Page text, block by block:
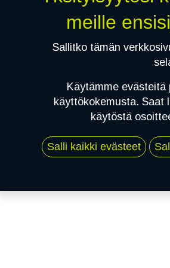
meille
Sallitko tämän
Käytämme evästeitä
käyttökokemusta. Saat
käytöstä
Salli kaikki evästeet